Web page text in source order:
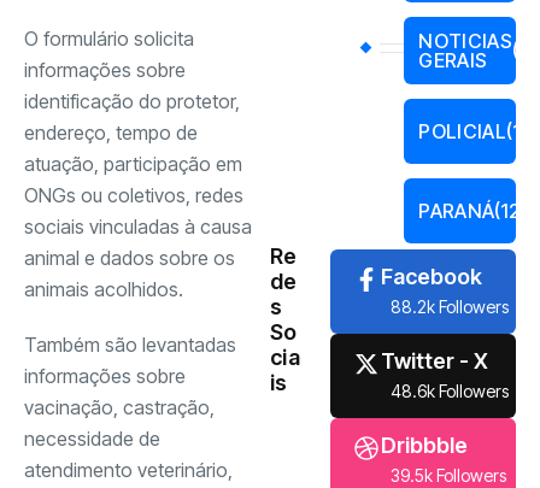
O formulário solicita
informações sobre
identificação do protetor,
endereço, tempo de
atuação, participação em
ONGs ou coletivos, redes
sociais vinculadas à causa
animal e dados sobre os
animais acolhidos.
Também são levantadas
informações sobre
vacinação, castração,
necessidade de
atendimento veterinário,
NOTICIAS
GERAIS
POLICIAL
PARANÁ(121)
Re
de
s
So
cia
is
Facebook
88.2k Followers
Twitter - X
48.6k Followers
Dribbble
39.5k Followers